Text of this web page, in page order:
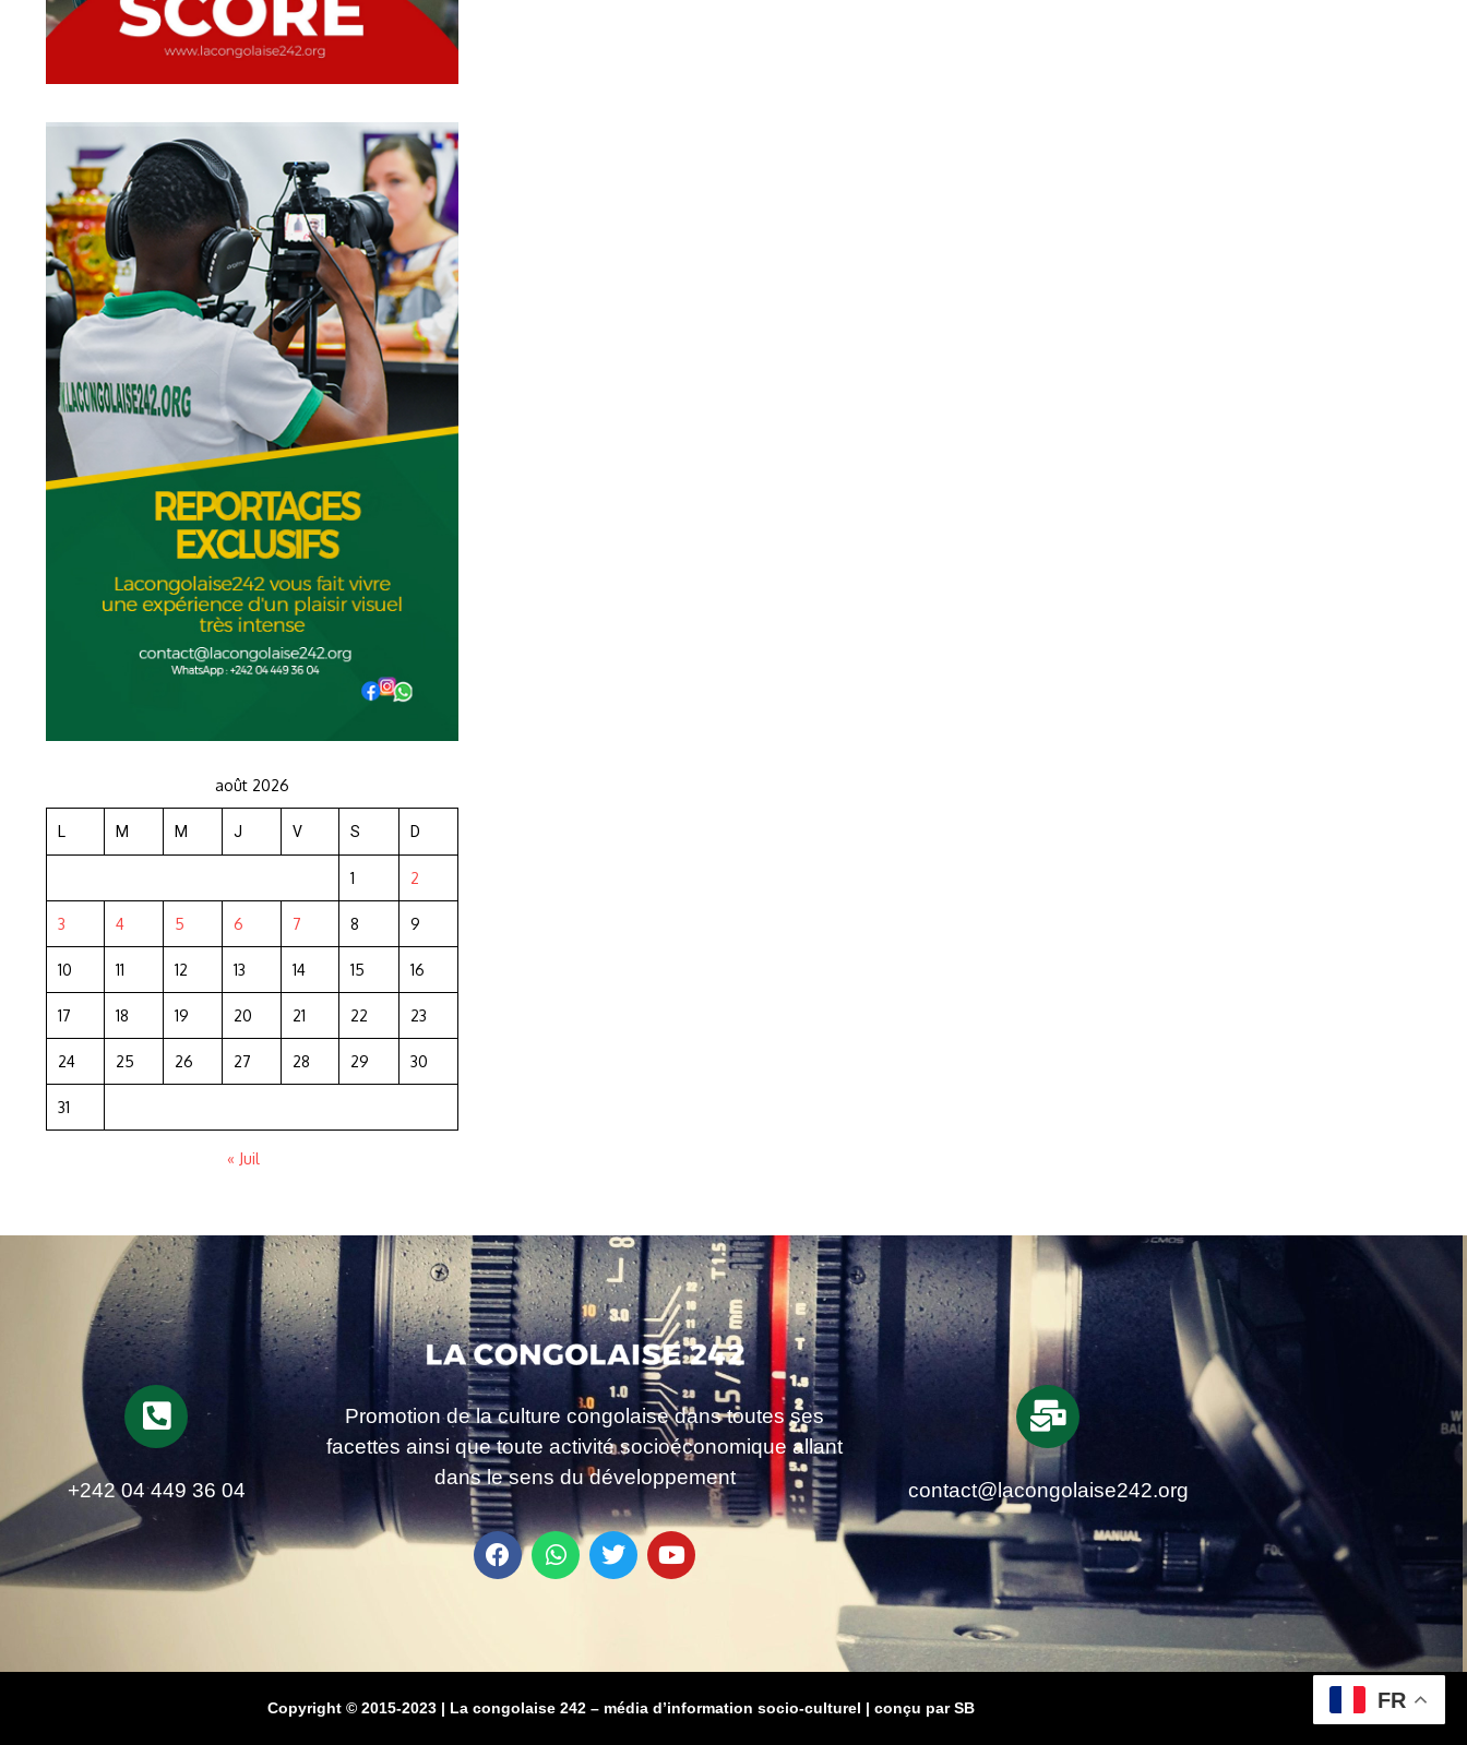
août 2026
L M M J V S D
1 2
3 4 5 6 7 8 9
10 11 12 13 14 15 16
17 18 19 20 21 22 23
24 25 26 27 28 29 30
31
« Juil
+242 04 449 36 04
Promotion de la culture congolaise dans toutes ses
facettes ainsi que toute activité socioéconomique allant
dans le sens du développement
contact@lacongolaise242.org
Copyright © 2015-2023 | La congolaise 242 – média d’information socio-culturel | conçu par SB FR